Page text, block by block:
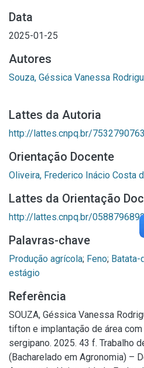
Data
2025-01-25
Autores
Souza, Géssica Vanessa
Lattes da Autoria
http://lattes.cnpq.br/
Orientação Docente
Oliveira, Frederico Inácio Costa
Lattes da Orientação
http://lattes.cnpq.br/
Palavras-chave
Produção agrícola; Feno; Batata-
estágio
Referência
SOUZA, Géssica Vanessa
tifton e implantação de área
sergipano. 2025. 43 f. Trabalho
(Bacharelado em Agronomia) –